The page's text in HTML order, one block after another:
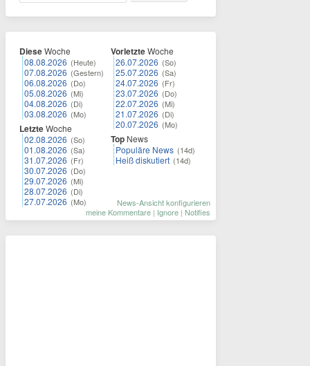
DieseWoche
08.08.2026 (Heute)
07.08.2026 (Gestern)
06.08.2026 (Do)
05.08.2026 (Mi)
04.08.2026 (Di)
03.08.2026 (Mo)
LetzteWoche
02.08.2026 (So)
01.08.2026 (Sa)
31.07.2026 (Fr)
30.07.2026 (Do)
29.07.2026 (Mi)
28.07.2026 (Di)
27.07.2026 (Mo)
VorletzteWoche
26.07.2026 (So)
25.07.2026 (Sa)
24.07.2026 (Fr)
23.07.2026 (Do)
22.07.2026 (Mi)
21.07.2026 (Di)
20.07.2026 (Mo)
Top News
Populäre News (14d)
Heiß diskutiert (14d)
News-Ansicht konfigurieren
meine Kommentare | Ignore | Notifies